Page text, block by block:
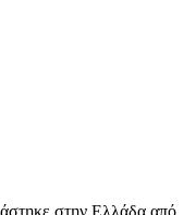
στην Ελλάδα από